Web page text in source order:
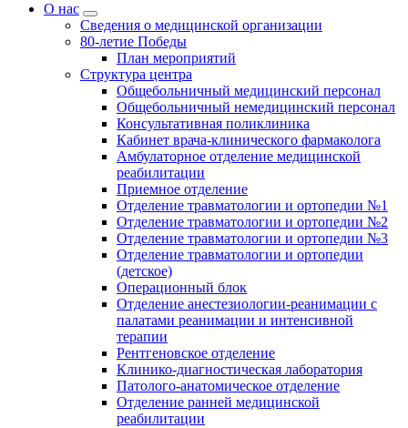
О нас
Сведения о медицинской организации
80-летие Победы
План мероприятий
Структура центра
Общебольничный медицинский персонал
Общебольничный немедицинский персонал
Консультативная поликлиника
Кабинет врача-клинического фармаколога
Амбулаторное отделение медицинской
реабилитации
Приемное отделение
Отделение травматологии и ортопедии №1
Отделение травматологии и ортопедии №2
Отделение травматологии и ортопедии №3
Отделение травматологии и ортопедии
(детское)
Операционный блок
Отделение анестезиологии-реанимации с
палатами реанимации и интенсивной
терапии
Рентгеновское отделение
Клинико-диагностическая лаборатория
Патолого-анатомическое отделение
Отделение ранней медицинской
реабилитации